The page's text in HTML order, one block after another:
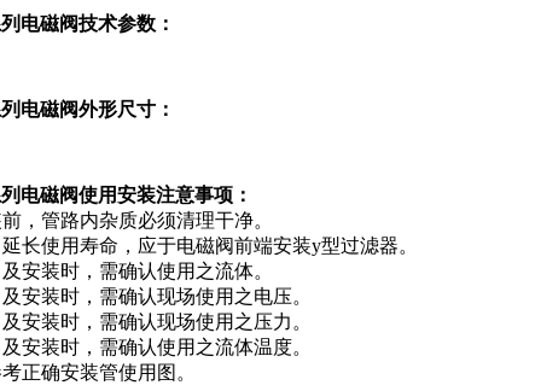
电磁阀技术参数：
电磁阀外形尺寸：
电磁阀使用安装注意事项：
，管路内杂质必须清理干净。
长使用寿命，应于电磁阀前端安装y型过滤器。
安装时，需确认使用之流体。
安装时，需确认现场使用之电压。
安装时，需确认现场使用之压力。
安装时，需确认使用之流体温度。
正确安装管使用图。